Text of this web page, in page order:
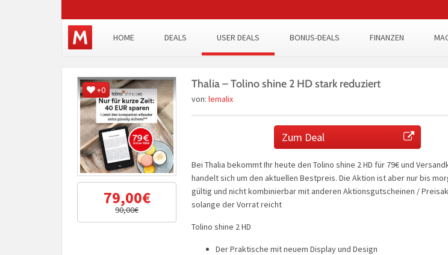
HOME DEALS USER DEALS BONUS-DEALS FINANZEN
+0
79,00€
90,00€
Thalia – Tolino shine 2 HD stark reduziert
von: lemalix
Zum Deal
Bei Thalia bekommt Ihr heute den Tolino shine 2 HD für 79€ und
handelt sich um den aktuellen Bestpreis. Die Aktion ist aber nur bis
gültig und nicht kombinierbar mit anderen Aktionsgutscheinen /
solange der Vorrat reicht
Tolino shine 2 HD
Der Praktische mit neuem Display und Design